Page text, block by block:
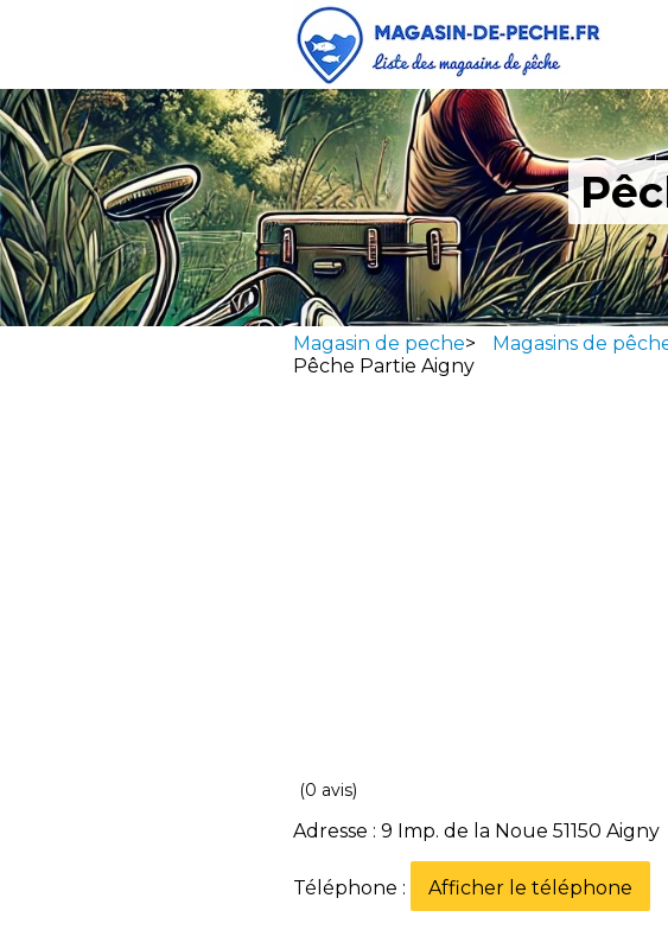
Magasin de peche> Magasins de
Pêche Partie Aigny
(0 avis)
Adresse : 9 Imp. de la Noue 51150 Aigny
Téléphone : Afficher le téléphone